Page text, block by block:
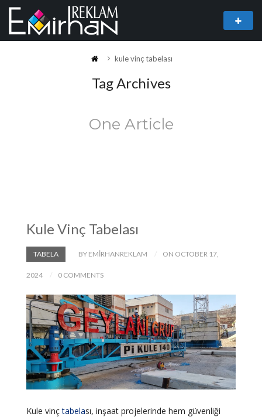
kule vinç tabelası
Tag Archives
One Article
Kule Vinç Tabelası
TABELA BY EMIRHANREKLAM ON OCTOBER 17,
2024 0 COMMENTS
Kule vinçtabelası, inşaat projelerinde hem güvenliği